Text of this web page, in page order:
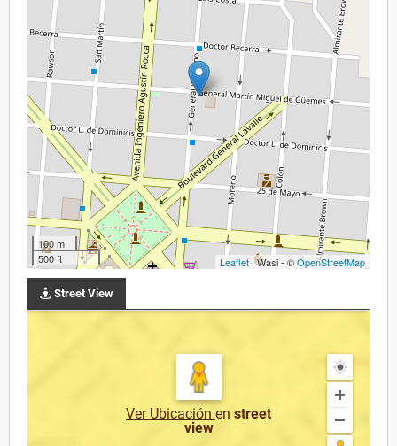
100 m
500 ft
Leaflet | Wasi - ©OpenStreetMap
Street View
Ver Ubicación en street
view